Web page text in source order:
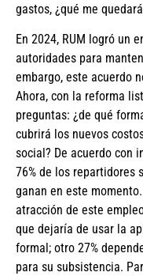
gastos, ¿qué me
En 2024, RUM logró un
autoridades para
embargo, este acuerdo
Ahora, con la reforma
preguntas: ¿de qué
cubrirá los nuevos
social? De acuerdo con
76% de los repartidores
ganan en este
atracción de este
que dejaría de usar la
formal; otro 27%
para su subsistencia.